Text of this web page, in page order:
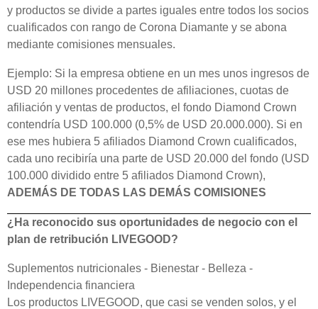
y productos se divide a partes iguales entre todos los socios
cualificados con rango de Corona Diamante y se abona
mediante comisiones mensuales.
Ejemplo: Si la empresa obtiene en un mes unos ingresos de
USD 20 millones procedentes de afiliaciones, cuotas de
afiliación y ventas de productos, el fondo Diamond Crown
contendría USD 100.000 (0,5% de USD 20.000.000). Si en
ese mes hubiera 5 afiliados Diamond Crown cualificados,
cada uno recibiría una parte de USD 20.000 del fondo (USD
100.000 dividido entre 5 afiliados Diamond Crown),
ADEMÁS DE TODAS LAS DEMÁS COMISIONES
¿Ha reconocido sus oportunidades de negocio con el
plan de retribución LIVEGOOD?
Suplementos nutricionales - Bienestar - Belleza -
Independencia financiera
Los productos LIVEGOOD, que casi se venden solos, y el